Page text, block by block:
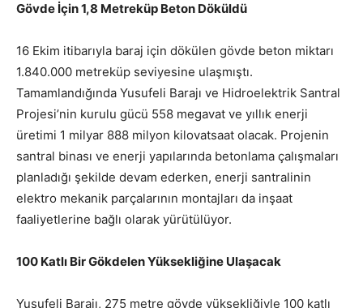
Gövde İçin 1,8 Metreküp Beton Döküldü
16 Ekim itibarıyla baraj için dökülen gövde beton miktarı
1.840.000 metreküp seviyesine ulaşmıştı.
Tamamlandığında Yusufeli Barajı ve Hidroelektrik Santral
Projesi’nin kurulu gücü 558 megavat ve yıllık enerji
üretimi 1 milyar 888 milyon kilovatsaat olacak. Projenin
santral binası ve enerji yapılarında betonlama çalışmaları
planladığı şekilde devam ederken, enerji santralinin
elektro mekanik parçalarının montajları da inşaat
faaliyetlerine bağlı olarak yürütülüyor.
100 Katlı Bir Gökdelen Yüksekliğine Ulaşacak
Yusufeli Barajı, 275 metre gövde yüksekliğiyle 100 katlı